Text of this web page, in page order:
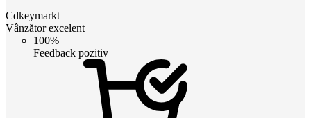
Cdkeymarkt
Vânzător excelent
100%
Feedback pozitiv